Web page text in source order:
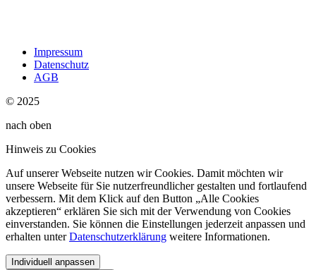
Impressum
Datenschutz
AGB
© 2025
nach oben
Hinweis zu Cookies
Auf unserer Webseite nutzen wir Cookies. Damit möchten wir
unsere Webseite für Sie nutzerfreundlicher gestalten und fortlaufend
verbessern. Mit dem Klick auf den Button „Alle Cookies
akzeptieren“ erklären Sie sich mit der Verwendung von Cookies
einverstanden. Sie können die Einstellungen jederzeit anpassen und
erhalten unterDatenschutzerklärung weitere Informationen.
Individuell anpassen